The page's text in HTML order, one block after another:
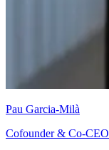
Pau Garcia-Milà
Cofounder & Co-CEO